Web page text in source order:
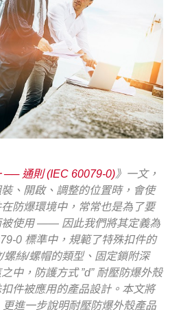
── 通則 (IEC 60079-0)》一文，
、開啟、調整的位置時，會使
防爆環境中，常常也是為了要
被使用 —— 因此我們將其定義為
0 標準中，規範了特殊扣件的
絲/螺帽的類型、固定鎖附深
中，防護方式 ”d” 耐壓防爆外殼
件被應用的產品設計。本文將
進一步說明耐壓防爆外殼產品